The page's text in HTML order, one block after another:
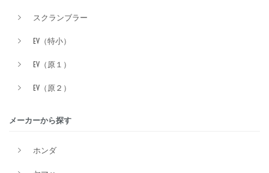
スクランブラー
EV（特小）
EV（原１）
EV（原２）
メーカーから探す
ホンダ